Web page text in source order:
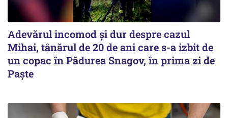
Adevărul incomod și dur despre cazul
Mihai, tânărul de 20 de ani care s-a izbit de
un copac în Pădurea Snagov, în prima zi de
Paște